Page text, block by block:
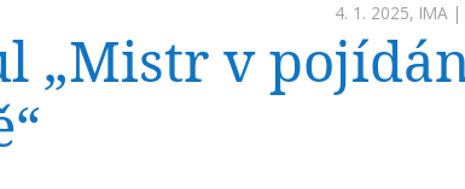
4. 1. 2025, IMA |
„Mistr v